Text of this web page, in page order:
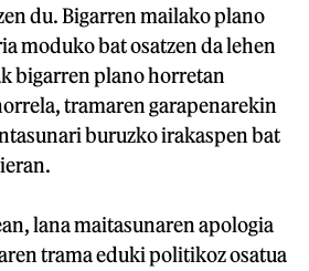
du. Bigarren mailako plano
moduko bat osatzen da lehen
bigarren plano horretan
tramaren garapenarekin
buruzko irakaspen bat
lana maitasunaren apologia
trama eduki politikoz osatua